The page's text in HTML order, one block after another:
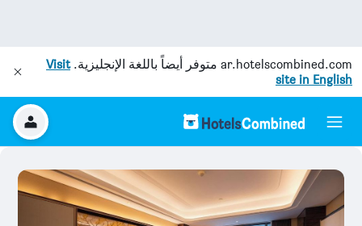
ar.hotelscombined.com متوفر أيضاً باللغة الإنجليزية.Visit
site in English